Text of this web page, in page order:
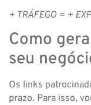
+ TRÁFEGO = +
Como
seu
Os links
prazo. Para isso,